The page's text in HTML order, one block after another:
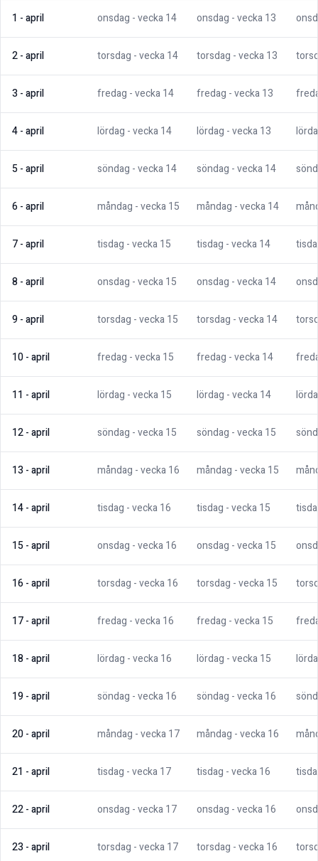
1 -april onsdag - vecka14 onsdag - vecka13
2-april torsdag - vecka14 torsdag - vecka13
3 -april fredag - vecka14 fredag - vecka13
4-april lördag - vecka14 lördag - vecka13
5-april söndag - vecka14 söndag - vecka14
6-april måndag - vecka15 måndag - vecka14
7-april tisdag - vecka15 tisdag - vecka14
8-april onsdag - vecka15 onsdag - vecka14
9-april torsdag - vecka15 torsdag - vecka14
10-april fredag - vecka15 fredag - vecka14
11 -april lördag - vecka15 lördag - vecka14
12-april söndag - vecka15 söndag - vecka15
13 -april måndag - vecka16 måndag - vecka15
14-april tisdag - vecka16 tisdag - vecka15
15-april onsdag - vecka16 onsdag - vecka15
16-april torsdag - vecka16 torsdag - vecka15
17-april fredag - vecka16 fredag - vecka15
18-april lördag - vecka16 lördag - vecka15
19-april söndag - vecka16 söndag - vecka16
20-april måndag - vecka17 måndag - vecka16
21 -april tisdag - vecka17 tisdag - vecka16
22-april onsdag - vecka17 onsdag - vecka16
23 -april torsdag - vecka17 torsdag - vecka16